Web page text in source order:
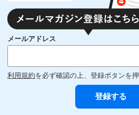
メールアドレス
利用規約を必ず確認の上、登録ボタンを押